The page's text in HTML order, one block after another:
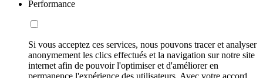
Performance
Si vous acceptez ces services, nous pouvons tracer et analyser
anonymement les clics effectués et la navigation sur notre site
internet afin de pouvoir l'optimiser et d'améliorer en